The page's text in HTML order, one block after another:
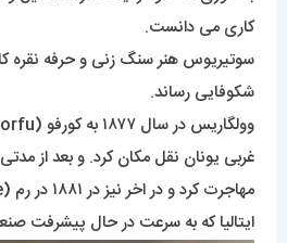
شبانه روزی دنبال میکرد
به طوری که خود را یک هنرمند اصیل و
کاری می دانست.
سوتیریوس هنر سنگ زنی و حرفه نقره
شکوفایی رساند.